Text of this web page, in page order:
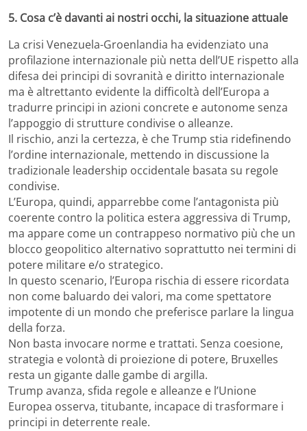
5. Cosa c’è davanti ai nostri occhi, la situazione attuale
La crisi Venezuela-Groenlandia ha evidenziato una
profilazione internazionale più netta dell’UE rispetto alla
difesa dei principi di sovranità e diritto internazionale
ma è altrettanto evidente la difficoltà dell’Europa a
tradurre principi in azioni concrete e autonome senza
l’appoggio di strutture condivise o alleanze.
Il rischio, anzi la certezza, è che Trump stia ridefinendo
l’ordine internazionale, mettendo in discussione la
tradizionale leadership occidentale basata su regole
condivise.
L’Europa, quindi, apparrebbe come l’antagonista più
coerente contro la politica estera aggressiva di Trump,
ma appare come un contrappeso normativo più che un
blocco geopolitico alternativo soprattutto nei termini di
potere militare e/o strategico.
In questo scenario, l’Europa rischia di essere ricordata
non come baluardo dei valori, ma come spettatore
impotente di un mondo che preferisce parlare la lingua
della forza.
Non basta invocare norme e trattati. Senza coesione,
strategia e volontà di proiezione di potere, Bruxelles
resta un gigante dalle gambe di argilla.
Trump avanza, sfida regole e alleanze e l’Unione
Europea osserva, titubante, incapace di trasformare i
principi in deterrente reale.